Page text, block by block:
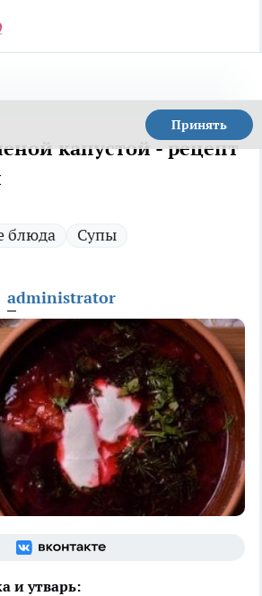
Принять
капустой - рецепт
блюда Супы
administrator
и утварь: